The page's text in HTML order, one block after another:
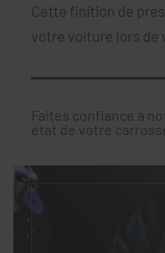
Cette finition de
votre voiture lors de
Faites confiance à
état de votre